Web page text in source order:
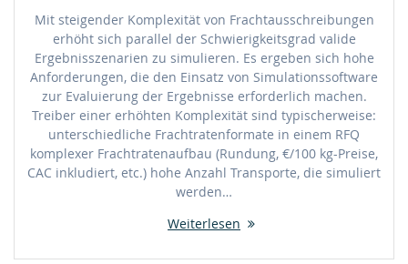
Mit steigender Komplexität von Frachtausschreibungen
erhöht sich parallel der Schwierigkeitsgrad valide
Ergebnisszenarien zu simulieren. Es ergeben sich hohe
Anforderungen, die den Einsatz von Simulationssoftware
zur Evaluierung der Ergebnisse erforderlich machen.
Treiber einer erhöhten Komplexität sind typischerweise:
unterschiedliche Frachtratenformate in einem RFQ
komplexer Frachtratenaufbau (Rundung, €/100 kg-Preise,
CAC inkludiert, etc.) hohe Anzahl Transporte, die simuliert
werden…
Weiterlesen